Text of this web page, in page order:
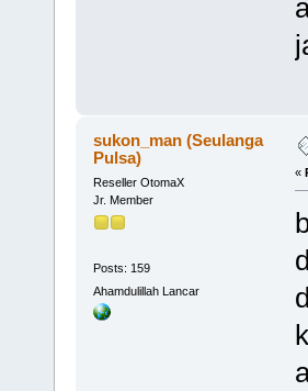
sukon_man (Seulanga
Pulsa)
Reseller OtomaX
Jr. Member
Posts: 159
Ahamdulillah Lancar
«